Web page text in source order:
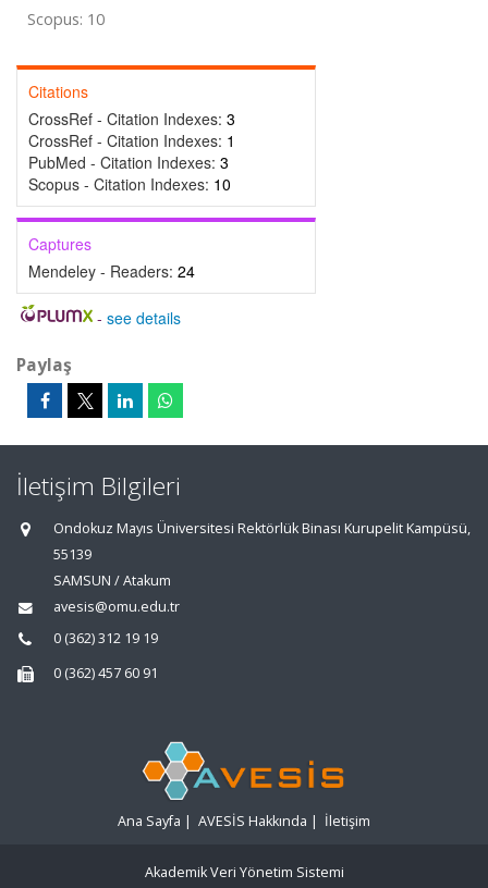
Scopus: 10
Citations
CrossRef - Citation Indexes: 3
CrossRef - Citation Indexes: 1
PubMed - Citation Indexes: 3
Scopus - Citation Indexes: 10
Captures
Mendeley - Readers: 24
- see details
Paylaş
İletişim Bilgileri
Ondokuz Mayıs Üniversitesi Rektörlük Binası Kurupelit Kampüsü,
55139
SAMSUN / Atakum
avesis@omu.edu.tr
0 (362) 312 19 19
0 (362) 457 60 91
Ana Sayfa | AVESİS Hakkında | İletişim
Akademik Veri Yönetim Sistemi